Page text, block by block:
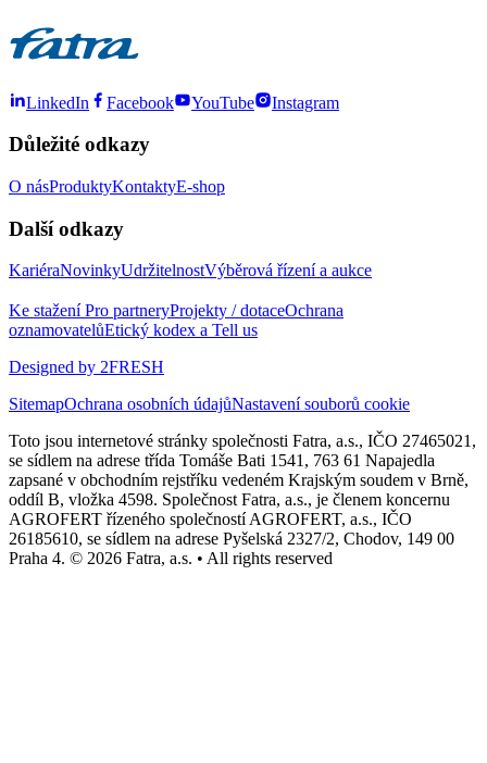
LinkedIn Facebook YouTube Instagram
Důležité odkazy
O násProduktyKontaktyE-shop
Další odkazy
KariéraNovinkyUdržitelnostVýběrová řízení a aukce
Ke staženíPro partneryProjekty / dotaceOchrana
oznamovatelůEtický kodex a Tell us
Designed by 2FRESH
SitemapOchrana osobních údajůNastavení souborů cookie
Toto jsou internetové stránky společnosti Fatra, a.s., IČO 27465021,
se sídlem na adrese třída Tomáše Bati 1541, 763 61 Napajedla
zapsané v obchodním rejstříku vedeném Krajským soudem v Brně,
oddíl B, vložka 4598. Společnost Fatra, a.s., je členem koncernu
AGROFERT řízeného společností AGROFERT, a.s., IČO
26185610, se sídlem na adrese Pyšelská 2327/2, Chodov, 149 00
Praha 4. © 2026 Fatra, a.s. • All rights reserved